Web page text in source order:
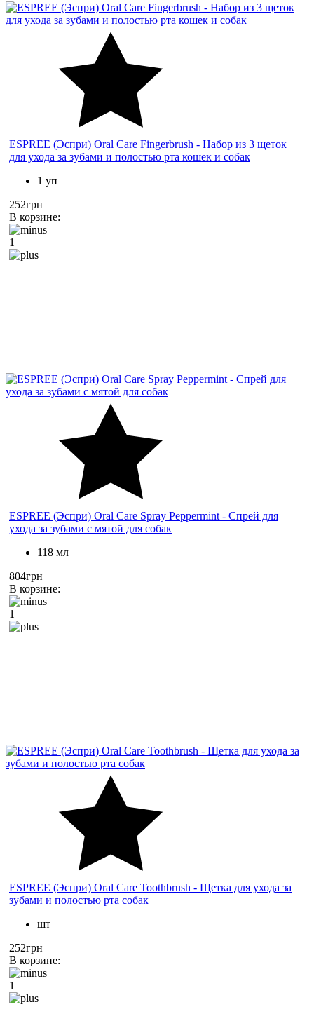
ESPREE (Эспри) Oral Care Fingerbrush - Набор из 3 щеток
для ухода за зубами и полостью рта кошек и собак
1 уп
252грн
В корзине:
1
ESPREE (Эспри) Oral Care Spray Peppermint - Спрей для
ухода за зубами с мятой для собак
118 мл
804грн
В корзине:
1
ESPREE (Эспри) Oral Care Toothbrush - Щетка для ухода за
зубами и полостью рта собак
шт
252грн
В корзине:
1